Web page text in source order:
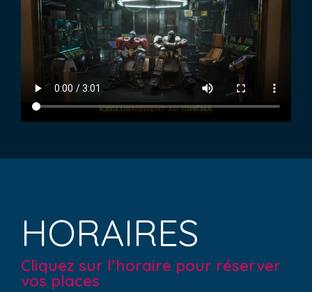
HORAIRES
Cliquez sur l’horaire pour réserver
vos places